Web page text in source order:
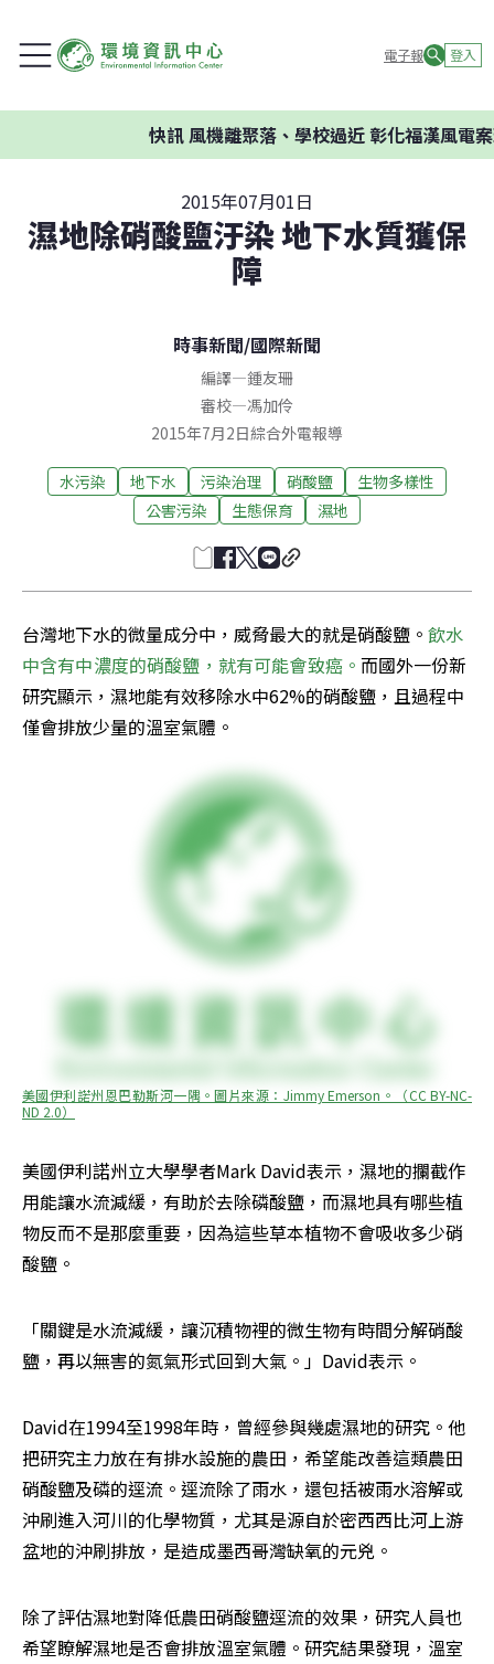
電子報 登入
快訊風機離聚落、學校過近 彰化福漢風電案
2015年07月01日
濕地除硝酸鹽汙染 地下水質獲保
障
時事新聞/國際新聞
編譯—鍾友珊
審校—馮加伶
2015年7月2日綜合外電報導
水污染 地下水 污染治理 硝酸鹽
生物多樣性
公害污染
生態保育 濕地
台灣地下水的微量成分中，威脅最大的就是硝酸鹽。 飲水
中含有中濃度的硝酸鹽，就有可能會致癌。而國外一份新
研究顯示，濕地能有效移除水中62%的硝酸鹽，且過程中
僅會排放少量的溫室氣體。
美國伊利諾州恩巴勒斯河一隅。圖片來源：Jimmy Emerson。（CC BY-NC-
ND 2.0）
美國伊利諾州立大學學者Mark David表示，濕地的攔截作
用能讓水流減緩，有助於去除磷酸鹽，而濕地具有哪些植
物反而不是那麼重要，因為這些草本植物不會吸收多少硝
酸鹽。
「關鍵是水流減緩，讓沉積物裡的微生物有時間分解硝酸
鹽，再以無害的氮氣形式回到大氣。」David表示。
David在1994至1998年時，曾經參與幾處濕地的研究。他
把研究主力放在有排水設施的農田，希望能改善這類農田
硝酸鹽及磷的逕流。逕流除了雨水，還包括被雨水溶解或
沖刷進入河川的化學物質，尤其是源自於密西西比河上游
盆地的沖刷排放，是造成墨西哥灣缺氧的元兇。
除了評估濕地對降低農田硝酸鹽逕流的效果，研究人員也
希望瞭解濕地是否會排放溫室氣體。研究結果發現，溫室